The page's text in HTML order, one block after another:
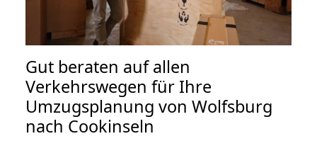
Gut beraten auf allen
Verkehrswegen für Ihre
Umzugsplanung von Wolfsburg
nach Cookinseln